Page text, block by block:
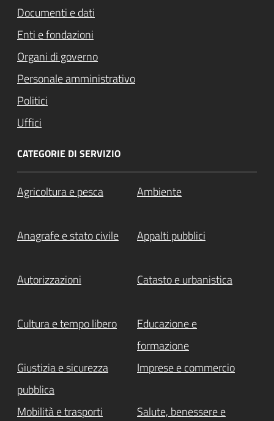
Documenti e dati
Enti e fondazioni
Organi di governo
Personale amministrativo
Politici
Uffici
CATEGORIE DI SERVIZIO
Agricoltura e pesca Ambiente
Anagrafe e stato civile Appalti pubblici
Autorizzazioni Catasto e urbanistica
Cultura e tempo libero
Educazione e
formazione
Giustizia e sicurezza
pubblica
Imprese e commercio
Mobilità e trasporti
Salute, benessere e